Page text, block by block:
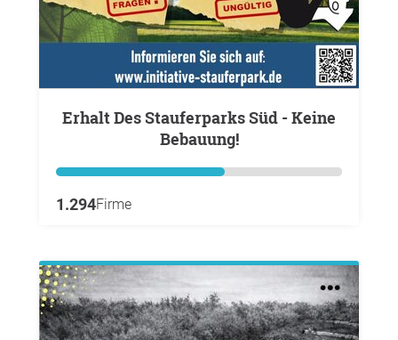
Erhalt Des Stauferparks Süd - Keine
Bebauung!
1.294Firme